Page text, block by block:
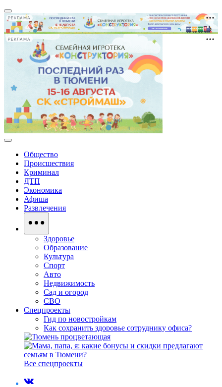
РЕКЛАМА
РЕКЛАМА
Общество
Происшествия
Криминал
ДТП
Экономика
Афиша
Развлечения
Здоровье
Образование
Культура
Спорт
Авто
Недвижимость
Сад и огород
СВО
Спецпроекты
Гид по новостройкам
Как сохранить здоровье сотруднику офиса?
Все спецпроекты